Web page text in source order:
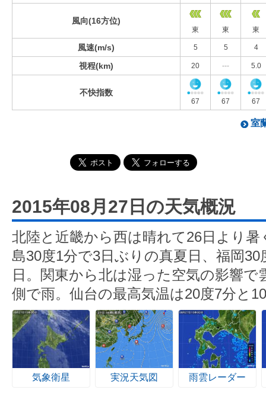
風向(16方位)
東 東 東
風速(m/s) 5 5 4
視程(km) 20 --- 5.0
不快指数
67 67 67
室
2015年08月27日の天気概況
北陸と近畿から西は晴れて26日より
島30度1分で3日ぶりの真夏日、福岡
日。関東から北は湿った空気の影響で
側で雨。仙台の最高気温は20度7分と
気象衛星 実況天気図 雨雲レーダー